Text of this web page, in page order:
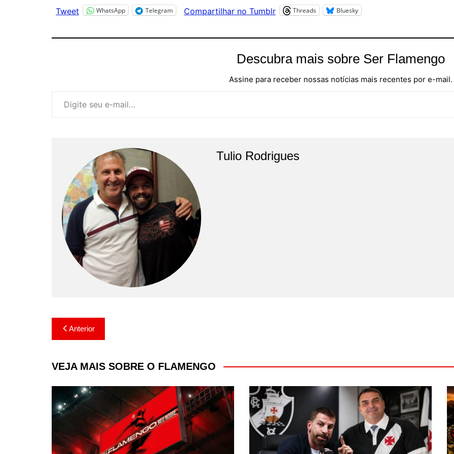
Tweet WhatsApp Telegram Compartilhar no Tumblr Threads Bluesky
Descubra mais sobre Ser Flamengo
Assine para receber nossas notícias mais recentes por e-mail.
Tulio Rodrigues
Navegação
de
Post
Anterior
VEJA MAIS SOBRE O FLAMENGO